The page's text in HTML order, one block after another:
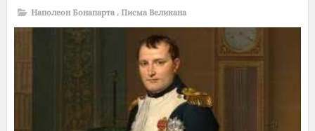
Наполеон Бонапартa , Писма Великана